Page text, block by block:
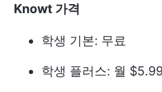
Knowt 가격
학생 기본: 무료
학생 플러스: 월 $5.99